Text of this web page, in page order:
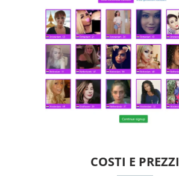
COSTI E PREZZI